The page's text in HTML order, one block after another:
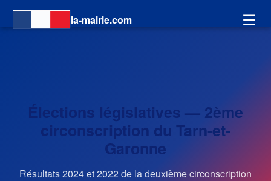
la-mairie.com ☰
Élections législatives — 2ème
circonscription du Tarn-et-
Garonne
Résultats 2024 et 2022 de la deuxième circonscription